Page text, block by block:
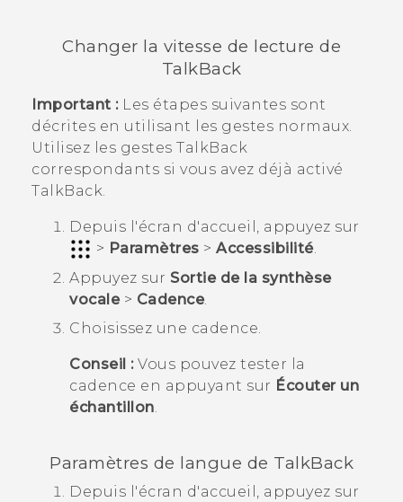
Changer la vitesse de lecture de
TalkBack
Important :Les étapes suivantes sont
décrites en utilisant les gestes normaux.
Utilisez les gestes TalkBack
correspondants si vous avez déjà activé
TalkBack
Depuis l'écran d'accueil
, appuyez sur
> Paramètres > Accessibilité.
Appuyez sur Sortie de la synthèse
vocale> Cadence.
Choisissez une cadence.
Conseil :Vous pouvez tester la
cadence en appuyant sur Écouter un
échantillon
Paramètres de langue de TalkBack
Depuis l'écran d'accueil , appuyez sur